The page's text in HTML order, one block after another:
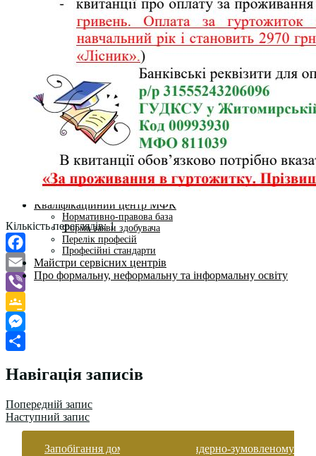
Студентам
Денна форма навчання
Заочна форма навчання
Студентська рада
Документація. Карантин
Документація. Воєнний стан
Центр кар’єри та працевлаштування
Центр дуальної освіти
Неформальна та інформальна освіта
Вступникам
Міжнародне співробітництво
Міжнародне співробітництво для викладачів
Міжнародне співробітництво для студентів
Угоди та договори
Вісник
Контакти
Кваліфікаційний центр МФК
Нормативно-правова база
Форма заяви здобувача
Перелік професій
Професійні стандарти
Майстри сервісних центрів
Про формальну, неформальну та інформальну освіту
Кількість переглядів: 1
Facebook
Email
Viber
Google
Classroom
Messenger
Навігація записів
Попередній запис
Наступний запис
Запобігання домашньому та гендерно-зумовленому